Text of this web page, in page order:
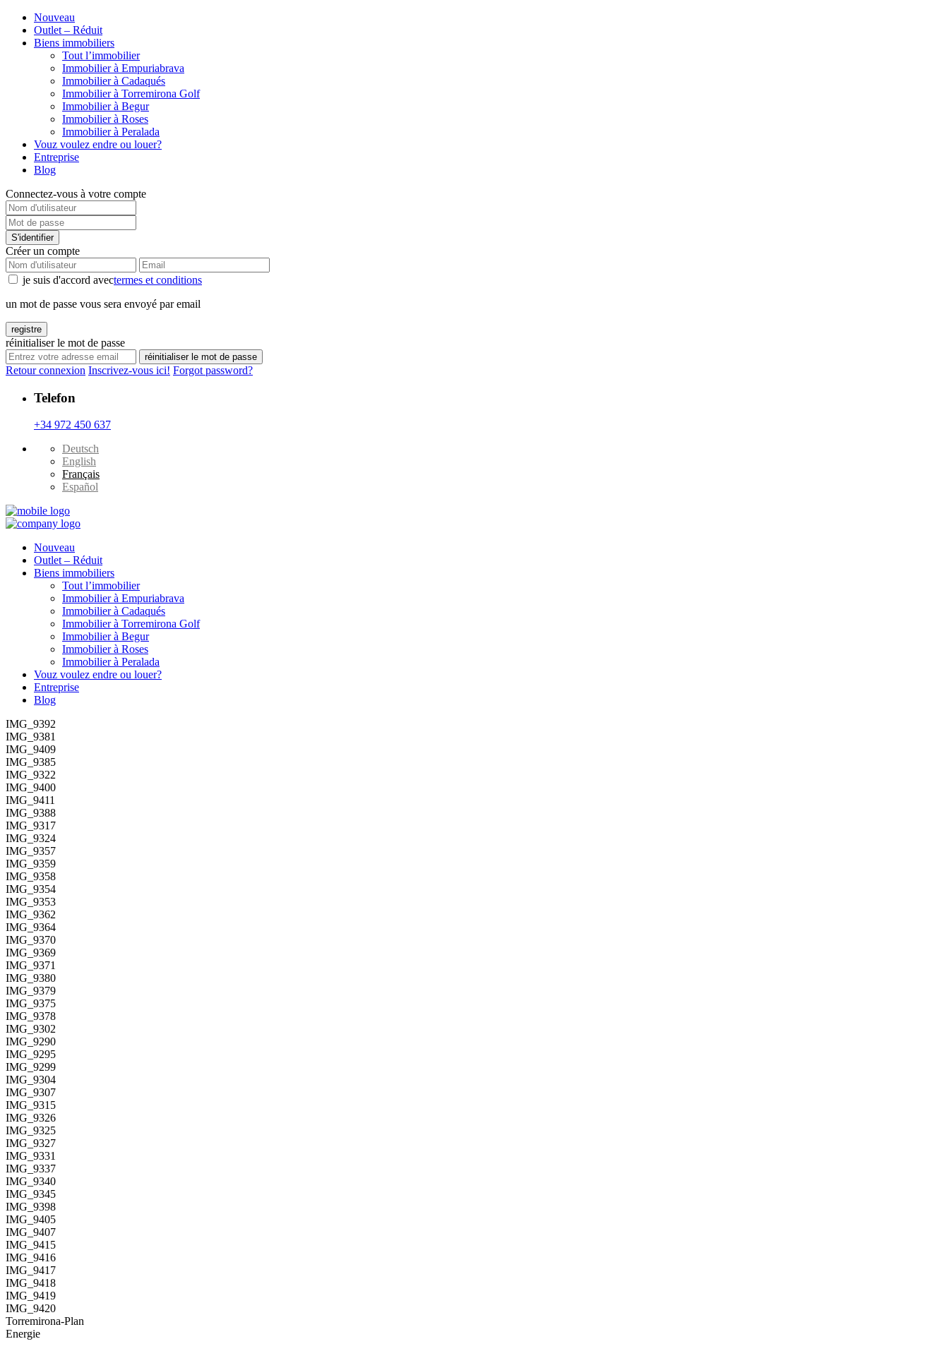
Nouveau
Outlet – Réduit
Biens immobiliers
Tout l’immobilier
Immobilier à Empuriabrava
Immobilier à Cadaqués
Immobilier à Torremirona Golf
Immobilier à Begur
Immobilier à Roses
Immobilier à Peralada
Vouz voulez endre ou louer?
Entreprise
Blog
Connectez-vous à votre compte
S'identifier
Créer un compte
je suis d'accord avectermes et conditions
un mot de passe vous sera envoyé par email
registre
réinitialiser le mot de passe
réinitialiser le mot de passe
Retour connexion Inscrivez-vous ici! Forgot password?
Telefon
+34 972 450 637
Deutsch
English
Français
Español
Nouveau
Outlet – Réduit
Biens immobiliers
Tout l’immobilier
Immobilier à Empuriabrava
Immobilier à Cadaqués
Immobilier à Torremirona Golf
Immobilier à Begur
Immobilier à Roses
Immobilier à Peralada
Vouz voulez endre ou louer?
Entreprise
Blog
IMG_9392
IMG_9381
IMG_9409
IMG_9385
IMG_9322
IMG_9400
IMG_9411
IMG_9388
IMG_9317
IMG_9324
IMG_9357
IMG_9359
IMG_9358
IMG_9354
IMG_9353
IMG_9362
IMG_9364
IMG_9370
IMG_9369
IMG_9371
IMG_9380
IMG_9379
IMG_9375
IMG_9378
IMG_9302
IMG_9290
IMG_9295
IMG_9299
IMG_9304
IMG_9307
IMG_9315
IMG_9326
IMG_9325
IMG_9327
IMG_9331
IMG_9337
IMG_9340
IMG_9345
IMG_9398
IMG_9405
IMG_9407
IMG_9415
IMG_9416
IMG_9417
IMG_9418
IMG_9419
IMG_9420
Torremirona-Plan
Energie